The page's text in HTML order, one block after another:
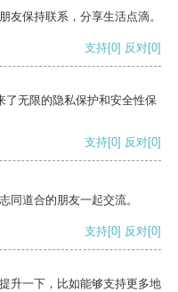
友保持联系，分享生活点滴。
支持[0] 反对[0]
了无限的隐私保护和安全性保
支持[0] 反对[0]
同道合的朋友一起交流。
支持[0] 反对[0]
升一下，比如能够支持更多地